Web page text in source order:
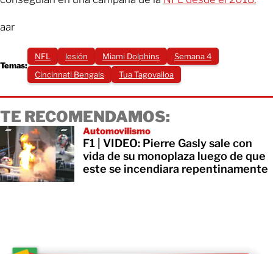
aar
Temas:
NFL lesión Miami Dolphins
Semana 4
Cincinnati Bengals
Tua Tagovailoa
TE RECOMENDAMOS:
Automovilismo
F1 | VIDEO: Pierre Gasly sale con
vida de su monoplaza luego de que
este se incendiara repentinamente